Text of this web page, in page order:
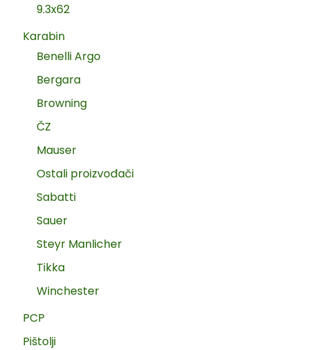
9.3x62
Karabin
Benelli Argo
Bergara
Browning
ČZ
Mauser
Ostali proizvođači
Sabatti
Sauer
Steyr Manlicher
Tikka
Winchester
PCP
Pištolji